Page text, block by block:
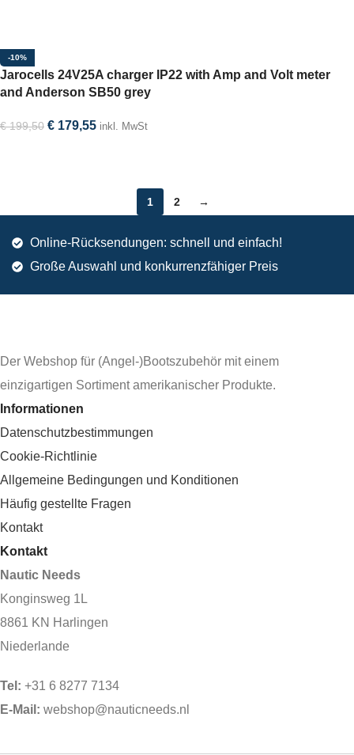
-10%
Jarocells 24V25A charger IP22 with Amp and Volt meter
and Anderson SB50 grey
€199,50 € 179,55 inkl. MwSt
1 2 →
Online-Rücksendungen: schnell und einfach!
Große Auswahl und konkurrenzfähiger Preis
Der Webshop für (Angel-)Bootszubehör mit einem
einzigartigen Sortiment amerikanischer Produkte.
Informationen
Datenschutzbestimmungen
Cookie-Richtlinie
Allgemeine Bedingungen und Konditionen
Häufig gestellte Fragen
Kontakt
Kontakt
Nautic Needs
Konginsweg 1L
8861 KN Harlingen
Niederlande
Tel: +31 6 8277 7134
E-Mail: webshop@nauticneeds.nl